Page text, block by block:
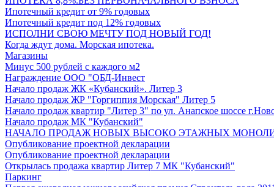
Ипотечный кредит от 9% годовых
Ипотечный кредит под 12% годовых
ИСПОЛНИ СВОЮ МЕЧТУ ПОД НОВЫЙ ГОД!
Когда ждут дома. Морская ипотека.
Магазины
Минус 500 рублей с каждого м2
Награждение ООО "ОБД-Инвест
Начало продаж ЖК «Кубанский». Литер 3
Начало продаж ЖР "Горгиппия Морская" Литер 5
Начало продаж квартир "Литер 3" по ул. Анапское шоссе
Начало продаж МК "Кубанский"
НАЧАЛО ПРОДАЖ НОВЫХ ВЫСОКО ЭТАЖНЫХ
Опубликование проектной декларации
Опубликование проектной декларации
Открылась продажа квартир Литер 7 МК "Кубанский"
Паркинг